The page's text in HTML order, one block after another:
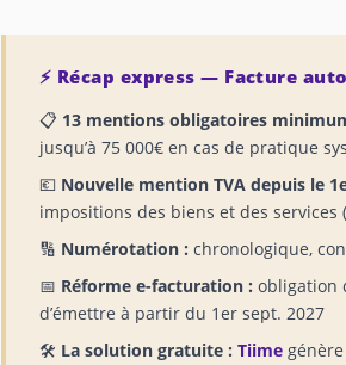
⚡ Récap express — Facture
📋 13 mentions obligatoires
jusqu’à 75 000€ en cas de pratique
💶 Nouvelle mention TVA depuis le
impositions des biens et des services
🔢 Numérotation : chronologique,
📅 Réforme e-facturation : obligation
d’émettre à partir du 1er sept. 2027
🛠️ La solution gratuite : Tiime